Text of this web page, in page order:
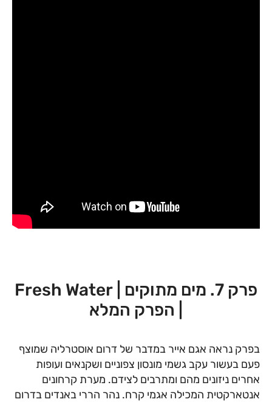
פרק 7. מים מתוקים | Fresh Water
| הפרק המלא
בפרק נראה אגם אייר במדבר של דרום אוסטרליה שמוצף
פעם בעשור עקב גשמי מונסון צפוניים ושקנאים ועופות
אחרים ניזונים מהם ומתרבים לצידם. מערת קרחונים
אנטארקטית המכילה אגמי קרח. נהר הררי באנדים בדרום